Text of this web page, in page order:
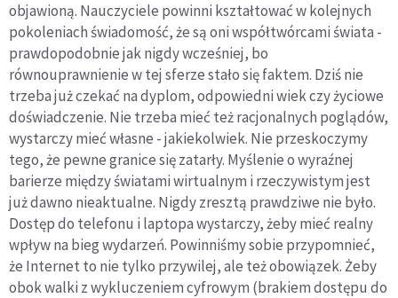
objawioną. Nauczyciele powinni kształtować w kolejnych
pokoleniach świadomość, że są oni współtwórcami świata -
prawdopodobnie jak nigdy wcześniej, bo
równouprawnienie w tej sferze stało się faktem. Dziś nie
trzeba już czekać na dyplom, odpowiedni wiek czy życiowe
doświadczenie. Nie trzeba mieć też racjonalnych poglądów,
wystarczy mieć własne - jakiekolwiek. Nie przeskoczymy
tego, że pewne granice się zatarły. Myślenie o wyraźnej
barierze między światami wirtualnym i rzeczywistym jest
już dawno nieaktualne. Nigdy zresztą prawdziwe nie było.
Dostęp do telefonu i laptopa wystarczy, żeby mieć realny
wpływ na bieg wydarzeń. Powinniśmy sobie przypomnieć,
że Internet to nie tylko przywilej, ale też obowiązek. Żeby
obok walki z wykluczeniem cyfrowym (brakiem dostępu do